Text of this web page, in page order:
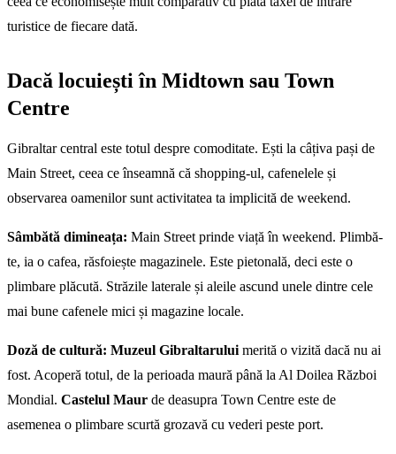
turistice de fiecare dată.
Dacă locuiești în Midtown sau Town
Centre
Gibraltar central este totul despre comoditate. Ești la câțiva pași de
Main Street, ceea ce înseamnă că shopping-ul, cafenelele și
observarea oamenilor sunt activitatea ta implicită de weekend.
Sâmbătă dimineața: Main Street prinde viață în weekend. Plimbă-
te, ia o cafea, răsfoiește magazinele. Este pietonală, deci este o
plimbare plăcută. Străzile laterale și aleile ascund unele dintre cele
mai bune cafenele mici și magazine locale.
Doză de cultură: Muzeul Gibraltarului merită o vizită dacă nu ai
fost. Acoperă totul, de la perioada maură până la Al Doilea Război
Mondial. Castelul Maur de deasupra Town Centre este de
asemenea o plimbare scurtă grozavă cu vederi peste port.